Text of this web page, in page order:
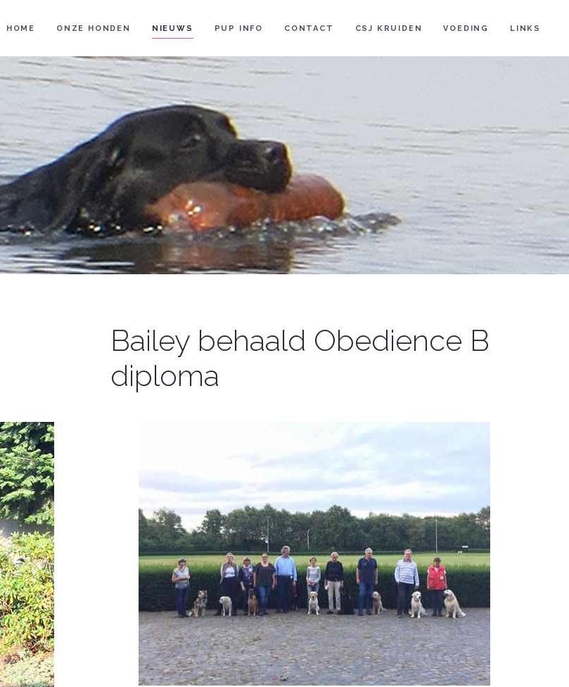
HOME ONZE HONDEN NIEUWS PUP INFO CONTACT CSJ KRUIDEN VOEDING LINKS
Bailey behaald Obedience B
diploma